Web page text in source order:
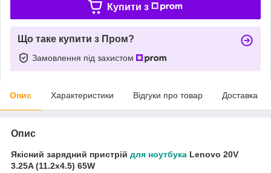
Купити з
Що таке купити з Пром?
Замовлення під захистом
Опис Характеристики Відгуки про товар Доставка
Опис
Якісний зарядний пристрій для ноутбука Lenovo 20V
3.25A (11.2x4.5) 65W